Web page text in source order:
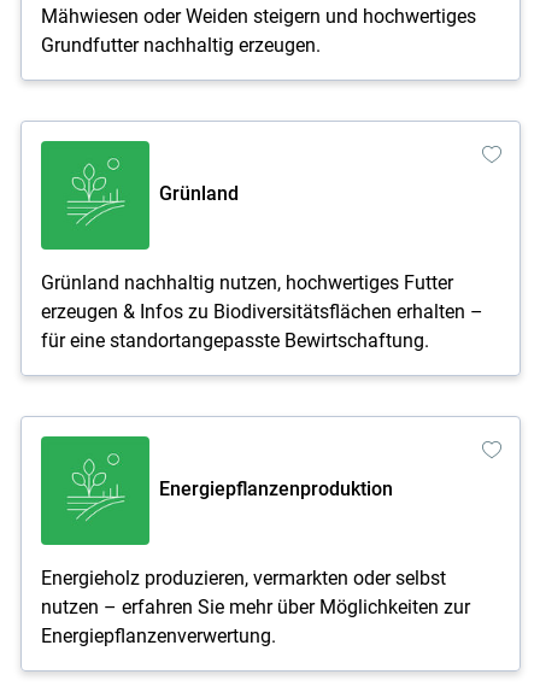
Mähwiesen oder Weiden steigern und hochwertiges
Grundfutter nachhaltig erzeugen.
Grünland
Grünland nachhaltig nutzen, hochwertiges Futter
erzeugen & Infos zu Biodiversitätsflächen erhalten –
für eine standortangepasste Bewirtschaftung.
Energiepflanzenproduktion
Energieholz produzieren, vermarkten oder selbst
nutzen – erfahren Sie mehr über Möglichkeiten zur
Energiepflanzenverwertung.